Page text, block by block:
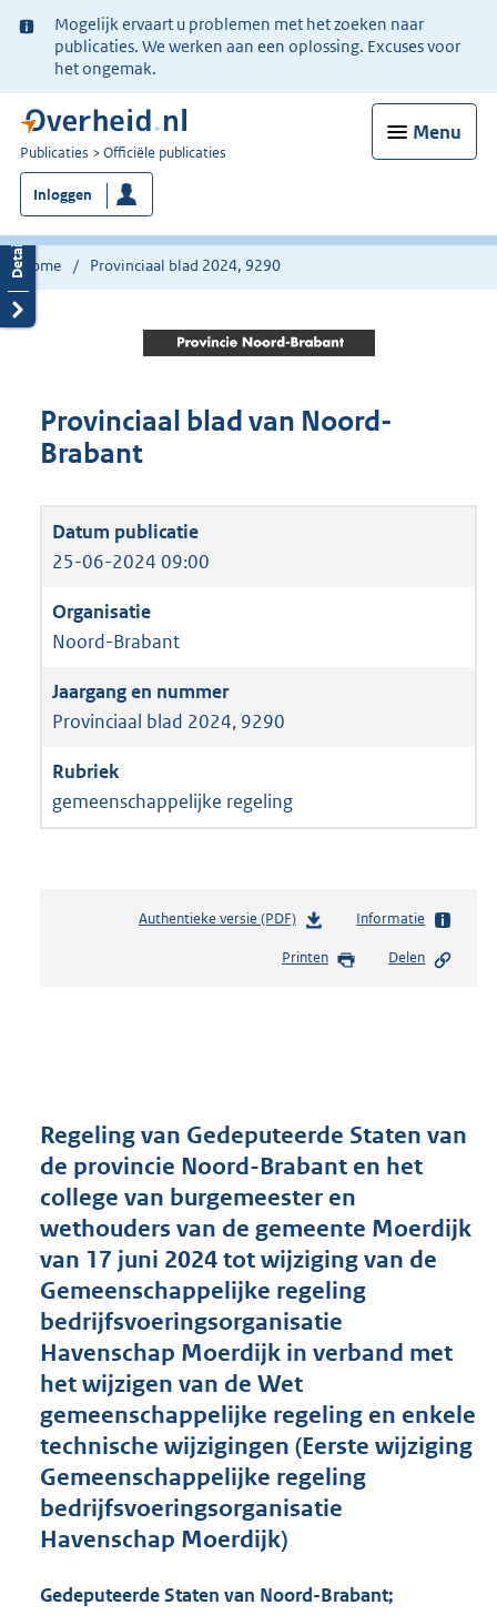
Ter
informatie:
Mogelijk ervaart u problemen met het zoeken naar
publicaties. We werken aan een oplossing. Excuses voor
het ongemak.
Menu
U
bent
nu
hier:
Publicaties Officiële publicaties
Inloggen
Home Provinciaal blad 2024, 9290
Provinciaal blad van Noord-
Brabant
25-06-2024 09:00
Noord-Brabant
Provinciaal blad 2024, 9290
gemeenschappelijke regeling
Authentieke versie (PDF)b
s
r
o
t
t
:
2
7
K
b
Informatie
Printen Delen
Regeling van Gedeputeerde Staten van
de provincie Noord-Brabant en het
college van burgemeester en
wethouders van de gemeente Moerdijk
van 17 juni 2024 tot wijziging van de
Gemeenschappelijke regeling
bedrijfsvoeringsorganisatie
Havenschap Moerdijk in verband met
het wijzigen van de Wet
gemeenschappelijke regeling en enkele
technische wijzigingen (Eerste wijziging
Gemeenschappelijke regeling
bedrijfsvoeringsorganisatie
Havenschap Moerdijk)
Gedeputeerde Staten van Noord-Brabant;